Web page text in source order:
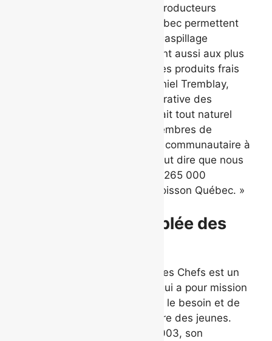
« Les légumes remis par les producteurs
chaque année à Moisson Québec permettent
non seulement de réduire le gaspillage
alimentaire, mais ils permettent aussi aux plus
défavorisés d’avoir accès à des produits frais
de proximité, a précisé M. Daniel Tremblay,
directeur général de la Coopérative des
horticulteurs de Québec. Il était tout naturel
pour la Coopérative et nos membres de
poursuivre notre engagement communautaire à
travers Le Grand Marché. Il faut dire que nous
avons remis à ce jour plus de 265 000
kilogrammes de denrées à Moisson Québec. »
À propos de La Tablée des
Fondée en 2002, La Tablée des Chefs est un
organisme à but non lucratif qui a pour mission
de nourrir les personnes dans le besoin et de
développer l’éducation culinaire des jeunes.
Depuis sa mise sur pied en 2003, son